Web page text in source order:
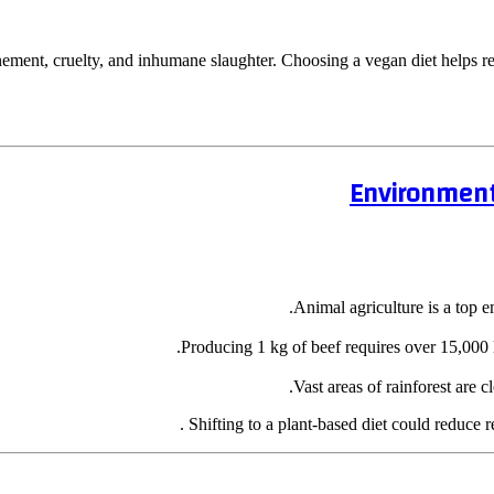
cruelty, and inhumane slaughter. Choosing a vegan diet helps
Animal agriculture is a top
Producing 1 kg of beef requires over
Vast areas of rainforest are
Shifting to a plant-based diet could reduce